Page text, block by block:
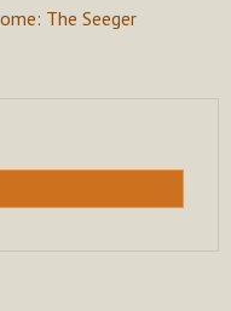
The Seeger